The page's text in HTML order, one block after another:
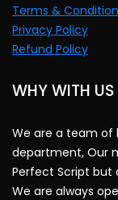
Terms & Condition
Privacy Policy
Refund Policy
WHY WITH US
We are a team of
department, Our
Perfect Script but
We are always